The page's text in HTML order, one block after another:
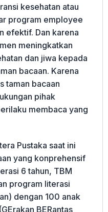
kesehatan atau
program employee
efektif. Dan karena
meningkatkan
dan jiwa kepada
bacaan. Karena
taman bacaan
pihak
membaca yang
Pustaka saat ini
yang konprehensif
6 tahun, TBM
program literasi
dengan 100 anak
BERantas